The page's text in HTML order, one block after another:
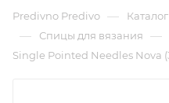
Predivno Predivo — Каталог
— Спицы для вязания —
Single Pointed Needles Nova